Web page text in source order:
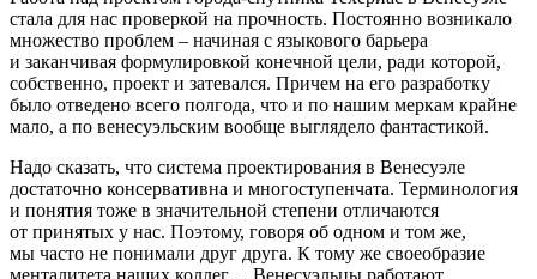
стала для нас проверкой на прочность. Постоянно возникало
множество проблем – начиная с языкового барьера
и заканчивая формулировкой конечной цели, ради которой,
собственно, проект и затевался. Причем на его разработку
было отведено всего полгода, что и по нашим меркам крайне
мало, а по венесуэльским вообще выглядело фантастикой.
Надо сказать, что система проектирования в Венесуэле
достаточно консервативна и многоступенчата. Терминология
и понятия тоже в значительной степени отличаются
от принятых у нас. Поэтому, говоря об одном и том же,
мы часто не понимали друг друга. К тому же своеобразие
менталитета наших коллег… Венесуэльцы работают